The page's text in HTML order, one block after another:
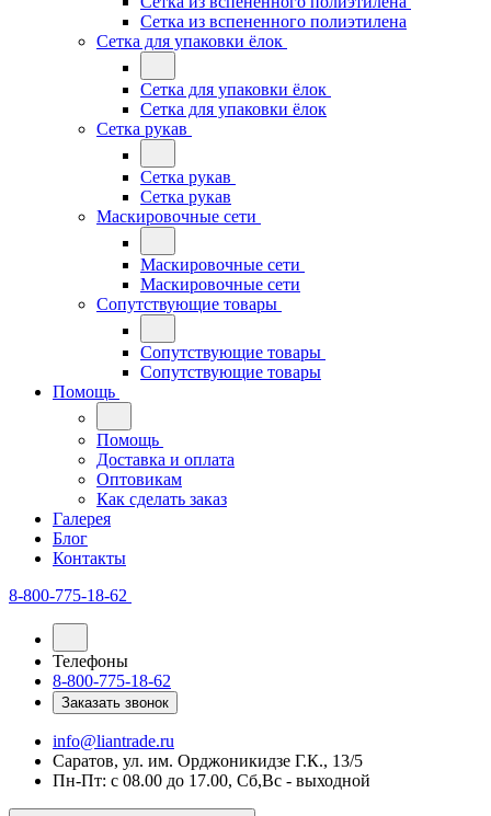
Сетка из вспененного полиэтилена
Сетка для упаковки ёлок
Сетка для упаковки ёлок
Сетка для упаковки ёлок
Сетка рукав
Сетка рукав
Сетка рукав
Маскировочные сети
Маскировочные сети
Маскировочные сети
Сопутствующие товары
Сопутствующие товары
Сопутствующие товары
Помощь
Помощь
Доставка и оплата
Оптовикам
Как сделать заказ
Галерея
Блог
Контакты
8-800-775-18-62
Телефоны
8-800-775-18-62
Заказать звонок
info@liantrade.ru
Саратов, ул. им. Орджоникидзе Г.К., 13/5
Пн-Пт: c 08.00 до 17.00, Cб,Вс - выходной